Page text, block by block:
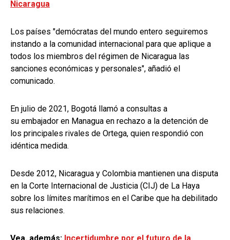
Nicaragua
Los países "demócratas del mundo entero seguiremos
instando a la comunidad internacional para que aplique a
todos los miembros del régimen de Nicaragua las
sanciones económicas y personales", añadió el
comunicado.
En julio de 2021, Bogotá llamó a consultas a
su embajador en Managua en rechazo a la detención de
los principales rivales de Ortega, quien respondió con
idéntica medida.
Desde 2012, Nicaragua y Colombia mantienen una disputa
en la Corte Internacional de Justicia (CIJ) de La Haya
sobre los límites marítimos en el Caribe que ha debilitado
sus relaciones.
Vea, además: Incertidumbre por el futuro de la